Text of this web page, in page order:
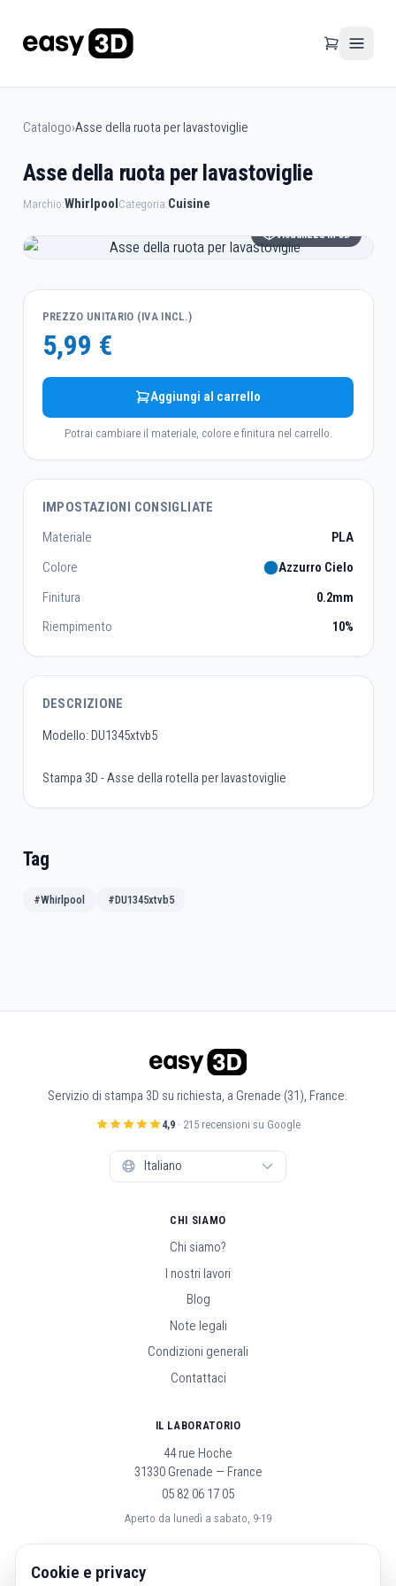
Catalogo›Asse della ruota per lavastoviglie
Asse della ruota per lavastoviglie
Marchio:WhirlpoolCategoria:Cuisine
Visualizza in 3D
PREZZO UNITARIO (IVA INCL.)
5,99 €
Aggiungi al carrello
Potrai cambiare il materiale, colore e finitura nel carrello.
IMPOSTAZIONI CONSIGLIATE
Materiale
PLA
Colore
Azzurro Cielo
Finitura
0.2mm
Riempimento
10%
DESCRIZIONE
Modello: DU1345xtvb5
Stampa 3D - Asse della rotella per lavastoviglie
Tag
#Whirlpool #DU1345xtvb5
Servizio di stampa 3D su richiesta, a Grenade (31), France.
4,9· 215 recensioni su Google
CHI SIAMO
Chi siamo?
I nostri lavori
Blog
Note legali
Condizioni generali
Contattaci
IL LABORATORIO
44 rue Hoche
31330 Grenade — France
05 82 06 17 05
Aperto da lunedì a sabato, 9-19
Cookie e privacy